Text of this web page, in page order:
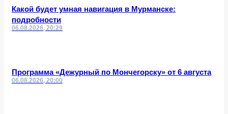
Какой будет умная навигация в Мурманске:
подробности
06.08.2026, 20:29
Программа «Дежурный по Мончегорску» от 6 августа
06.08.2026, 20:00